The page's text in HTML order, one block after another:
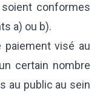
conformes
a) ou b).
visé au
certain nombre
au public au sein